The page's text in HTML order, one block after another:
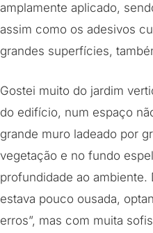
amplamente aplicado,
assim como os adesivos
grandes superfícies,
Gostei muito do jardim
do edifício, num espaço
grande muro ladeado por
vegetação e no fundo
profundidade ao ambiente.
estava pouco ousada,
erros”, mas com muita